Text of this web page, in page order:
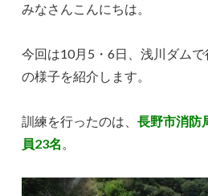
みなさんこんにちは。
今回は10月5・6日、浅川ダムで
の様子を紹介します。
訓練を行ったのは、長野市消防
員23名 。